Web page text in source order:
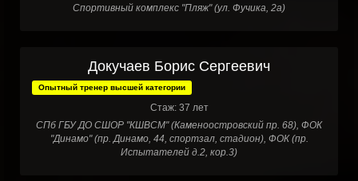
Спортивный комплекс "Пляж" (ул. Фучика, 2а)
Докучаев Борис Сергеевич
Опытный тренер высшей категории
Стаж: 37 лет
СПб ГБУ ДО СШОР "КШВСМ" (Каменоостровский пр. 68), ФОК
"Динамо" (пр. Динамо, 44, спортзал, стадион), ФОК (пр.
Испытателей д.2, кор.3)